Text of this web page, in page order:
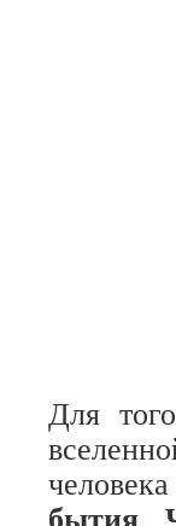
Для
.